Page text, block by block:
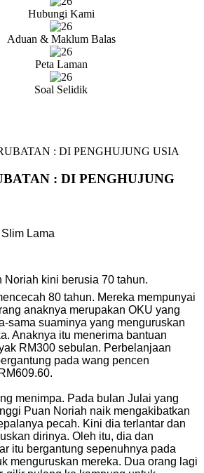
Hubungi Kami
Aduan & Maklum Balas
Peta Laman
Soal Selidik
: DI PENGHUJUNG USIA
: DI PENGHUJUNG
Lama
Noriah kini berusia 70 tahun.
80 tahun. Mereka mempunyai
anaknya merupakan OKU yang
sama suaminya yang menguruskan
Anaknya itu menerima bantuan
RM300 sebulan. Perbelanjaan
pada wang pencen
menimpa. Pada bulan Julai yang
Puan Noriah naik mengakibatkan
pecah. Kini dia terlantar dan
dirinya. Oleh itu, dia dan
itu bergantung sepenuhnya pada
menguruskan mereka. Dua orang lagi